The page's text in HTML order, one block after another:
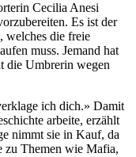
Cecilia Anesi
Es ist der
welches die freie
muss. Jemand hat
die Umbrerin wegen
ich dich.» Damit
arbeite, erzählt
nimmt sie in Kauf, da
zu Themen wie Mafia,